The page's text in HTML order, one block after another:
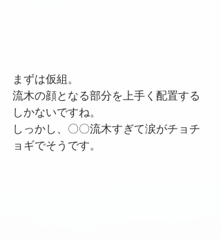
まずは仮組。
流木の顔となる部分を上手く配置する
しかないですね。
しっかし、〇〇流木すぎて涙がチョチ
ョギでそうです。